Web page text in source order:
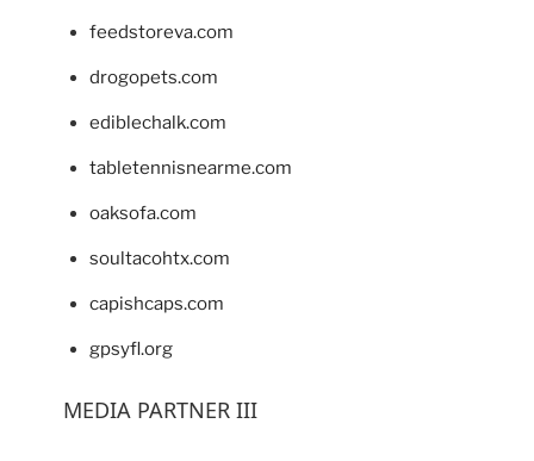
feedstoreva.com
drogopets.com
ediblechalk.com
tabletennisnearme.com
oaksofa.com
soultacohtx.com
capishcaps.com
gpsyfl.org
MEDIA PARTNER III